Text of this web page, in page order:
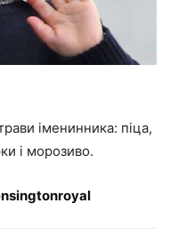
іменинника: піца,
і морозиво.